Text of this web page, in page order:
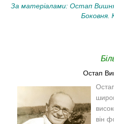
За матеріалами: Остап
Боковня.
Остап
він